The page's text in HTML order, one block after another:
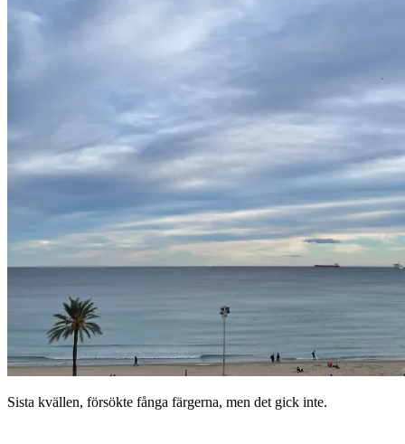
Sista kvällen, försökte fånga färgerna, men det gick inte.